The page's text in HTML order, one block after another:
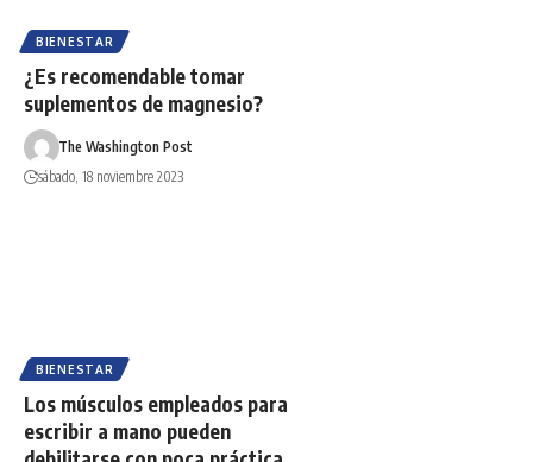
BIENESTAR
¿Es recomendable tomar
suplementos de magnesio?
The Washington Post
sábado, 18 noviembre 2023
BIENESTAR
Los músculos empleados para
escribir a mano pueden